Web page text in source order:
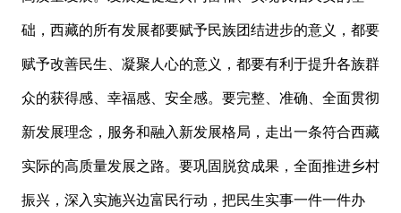
础，西藏的所有发展都要赋予民族团结进步的意义，都要
赋予改善民生、凝聚人心的意义，都要有利于提升各族群
众的获得感、幸福感、安全感。要完整、准确、全面贯彻
新发展理念，服务和融入新发展格局，走出一条符合西藏
实际的高质量发展之路。要巩固脱贫成果，全面推进乡村
振兴，深入实施兴边富民行动，把民生实事一件一件办